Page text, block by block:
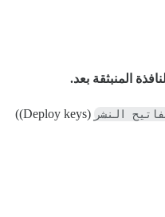
المنبثقة بعد.
النشر (Deploy keys))